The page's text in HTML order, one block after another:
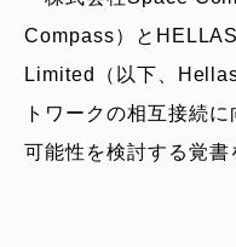
Compass）と
Limited（以下、
トワークの相互接続
可能性を検討する覚書